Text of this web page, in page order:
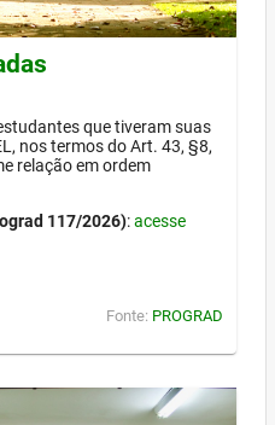
que tiveram suas
nos termos do Art. 43, §8,
relação em ordem
117/2026):acesse
Fonte: PROGRAD